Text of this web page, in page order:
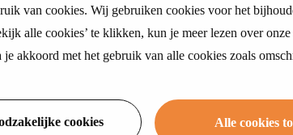
van cookies. Wij gebruiken cookies voor het
alle cookies’ te klikken, kun je meer lezen over
akkoord met het gebruik van alle cookies zoals
cookies Alle cookies